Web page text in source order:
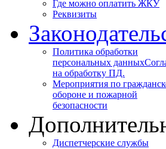
Где можно оплатить ЖКУ
Реквизиты
Политика обработки
персональных данных
на обработку ПД.
Мероприятия по
обороне и пожарной
безопасности
Диспетчерские службы